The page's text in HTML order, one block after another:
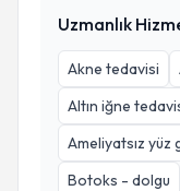
Uzmanlık
Akne tedavisi
Altın iğne
Ameliyatsız yüz
Botoks - dolgu